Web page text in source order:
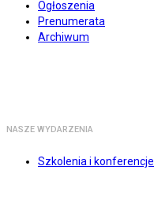
Ogłoszenia
Prenumerata
Archiwum
NASZE WYDARZENIA
Szkolenia i konferencje